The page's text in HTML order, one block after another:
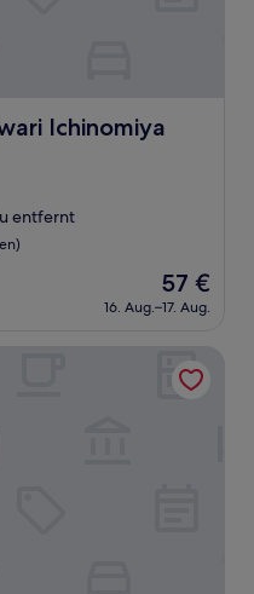
Ichinomiya
Ekimae
entfernt
Der
Preis
beträgt
57 €
16. Aug.–17. Aug.